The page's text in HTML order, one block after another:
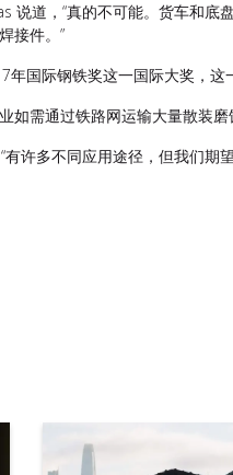
说道，“真的不可能。货车和
接件。”
国际钢铁奖这一国际大奖，这
需通过铁路网运输大量散装磨
许多不同应用途径，但我们期